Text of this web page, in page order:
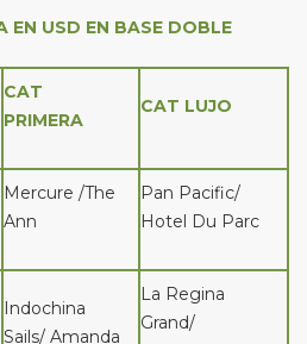
EN USD EN BASE DOBLE
CAT
PRIMERA
CAT LUJO
Mercure /The
Ann
Pan Pacific/
Hotel Du Parc
Indochina
Sails/ Amanda
La Regina
Grand/